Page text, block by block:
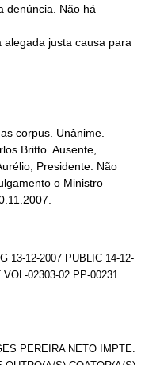
corpus. Unânime.
Britto. Ausente,
Presidente. Não
o Ministro
13-12-2007 PUBLIC 14-12-
02303-02 PP-00231
PEREIRA NETO IMPTE.